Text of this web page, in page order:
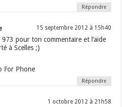
Répondre
15 septembre 2012 à 15h40
973 pour ton commentaire et l’aide
à Scelles ;)
For Phone
Répondre
1 octobre 2012 à 21h58